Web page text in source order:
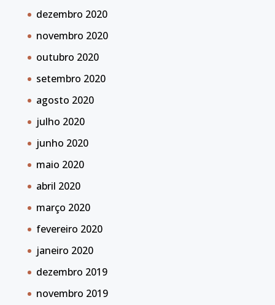
dezembro 2020
novembro 2020
outubro 2020
setembro 2020
agosto 2020
julho 2020
junho 2020
maio 2020
abril 2020
março 2020
fevereiro 2020
janeiro 2020
dezembro 2019
novembro 2019